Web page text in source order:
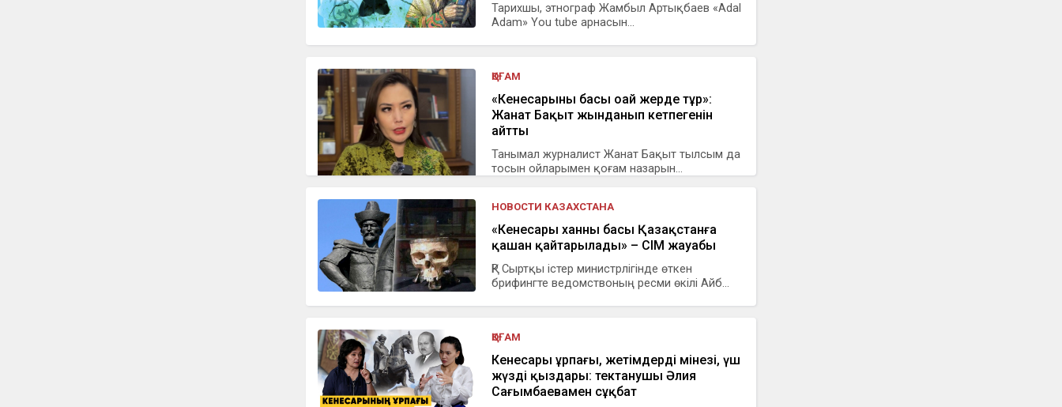
Тарихшы, этнограф Жамбыл Артықбаев «Adal
Adam» You tube арнасын...
ҚОҒАМ
«Кенесарының басы оңай жерде тұр»:
Жанат Бақыт жынданып кетпегенін
айтты
Танымал журналист Жанат Бақыт тылсым да
тосын ойларымен қоғам назарын...
НОВОСТИ КАЗАХСТАНА
«Кенесары ханның басы Қазақстанға
қашан қайтарылады» – СІМ жауабы
ҚР Сыртқы істер министрлігінде өткен
брифингте ведомствоның ресми өкілі Айб...
ҚОҒАМ
Кенесары ұрпағы, жетімдердің мінезі, үш
жүздің қыздары: тектанушы Әлия
Сағымбаевамен сұқбат